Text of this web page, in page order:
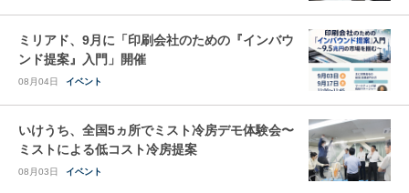
ミリアド、9月に「印刷会社のための『インバウ
ンド提案』入門」開催
08月04日 イベント
いけうち、全国5ヵ所でミスト冷房デモ体験会〜
ミストによる低コスト冷房提案
08月03日 イベント